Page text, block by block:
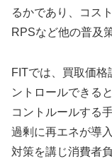
るかであり、コス
RPSなど他の普及
FITでは、買取価
ントロールできる
コントルールする
過剰に再エネが導
対策を講じ消費者